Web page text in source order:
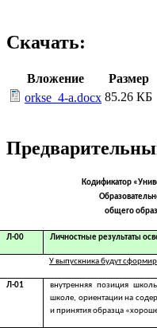
Скачать:
Вложение
Размер
orkse_4-a.docx 85.26 КБ
Кодификатор
общего
Л-00 Личностные результаты
У выпускника будут
Л-01
внутренняя позиция
школе, ориентации на
и принятия образца